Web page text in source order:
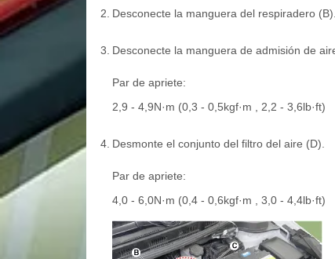
2. Desconecte la manguera del respiradero (B).
3. Desconecte la manguera de admisión de
Par de apriete:
2,9 - 4,9N·m (0,3 - 0,5kgf·m , 2,2 - 3,6lb·ft)
4. Desmonte el conjunto del filtro del aire (D).
Par de apriete:
4,0 - 6,0N·m (0,4 - 0,6kgf·m , 3,0 - 4,4lb·ft)